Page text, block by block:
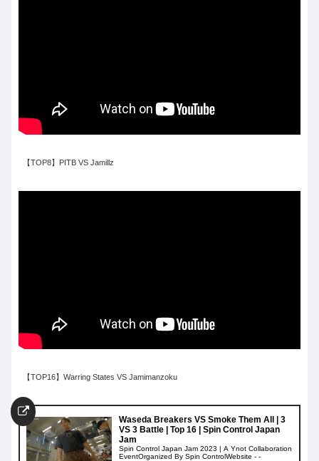
【TOP8】PITB VS Jamillz
【TOP16】Warring States VS Jamimanzoku
Waseda Breakers VS Smoke Them All | 3
VS 3 Battle | Top 16 | Spin Control Japan
Jam
Spin Control Japan Jam 2023 | A Ynot Collaboration
EventOrganized By Spin ControlWebsite - -